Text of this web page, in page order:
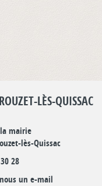
LÈS-QUISSAC
mairie
lès-Quissac
28
un e-mail